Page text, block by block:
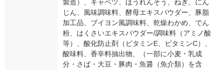
製造）、キャベツ、ほうれんそう、ねぎ、にん
じん、風味調味料、酵母エキスパウダー、豚脂
加工品、ブイヨン風調味料、乾燥わかめ、でん
粉、はくさいエキスパウダー/調味料（アミノ酸
等）、酸化防止剤（ビタミンE、ビタミンC）、
酸味料、香辛料抽出物、（一部に小麦・乳成
分・さば・大豆・豚肉・魚醤（魚介類）を含